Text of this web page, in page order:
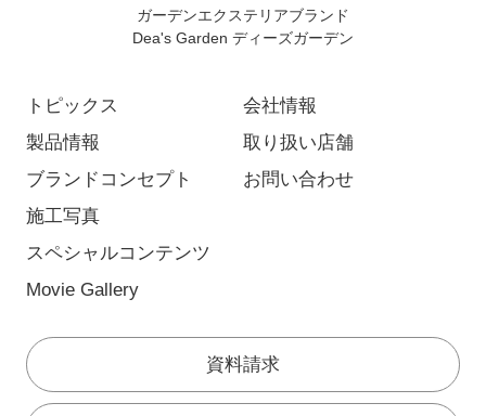
ガーデンエクステリアブランド
Dea's Garden ディーズガーデン
トピックス
製品情報
ブランドコンセプト
施工写真
スペシャルコンテンツ
Movie Gallery
会社情報
取り扱い店舗
お問い合わせ
資料請求